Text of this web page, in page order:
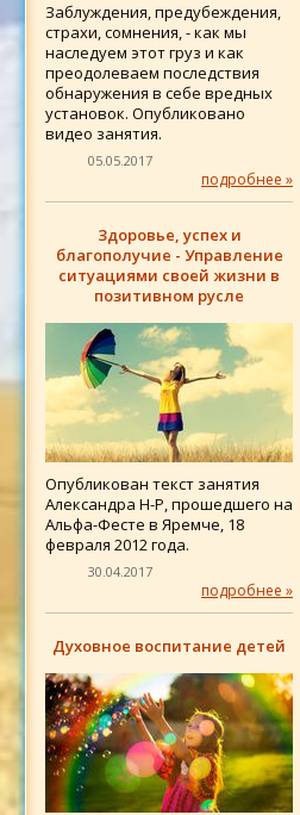
Заблуждения, предубеждения,
страхи, сомнения, - как мы
наследуем этот груз и как
преодолеваем последствия
обнаружения в себе вредных
установок. Опубликовано
видео занятия.
05.05.2017
подробнее »
Здоровье, успех и
благополучие - Управление
ситуациями своей жизни в
позитивном русле
Опубликован текст занятия
Александра Н-Р, прошедшего на
Альфа-Фесте в Яремче, 18
февраля 2012 года.
30.04.2017
подробнее »
Духовное воспитание детей